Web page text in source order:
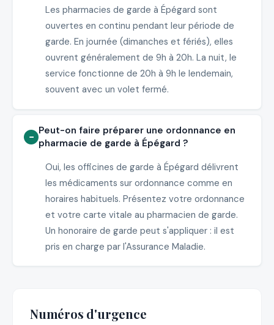
Les pharmacies de garde à Épégard sont
ouvertes en continu pendant leur période de
garde. En journée (dimanches et fériés), elles
ouvrent généralement de 9h à 20h. La nuit, le
service fonctionne de 20h à 9h le lendemain,
souvent avec un volet fermé.
Peut-on faire préparer une ordonnance en
pharmacie de garde à Épégard ?
Oui, les officines de garde à Épégard délivrent
les médicaments sur ordonnance comme en
horaires habituels. Présentez votre ordonnance
et votre carte vitale au pharmacien de garde.
Un honoraire de garde peut s'appliquer : il est
pris en charge par l'Assurance Maladie.
Numéros d'urgence